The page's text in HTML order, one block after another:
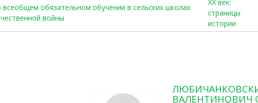
обязательном обучении в сельских школах
войны
ХХ век:
страницы
истории
ВАЛЕНТИНОВИЧ